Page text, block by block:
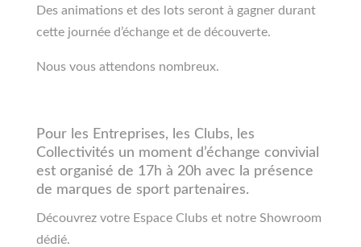
Des animations et des lots seront à gagner durant
cette journée d’échange et de découverte.
Nous vous attendons nombreux.
Pour les Entreprises, les Clubs, les
Collectivités un moment d’échange convivial
est organisé de 17h à 20h avec la présence
de marques de sport partenaires.
Découvrez votre Espace Clubs et notre Showroom
dédié.